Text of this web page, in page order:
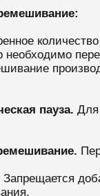
необходимо
пауза. Для
Запрещается